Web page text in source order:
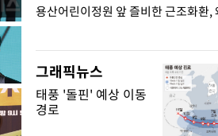
용산어린이정원 앞 즐비한 근조화환,
그래픽뉴스
태풍 '돌핀' 예상 이동
경로